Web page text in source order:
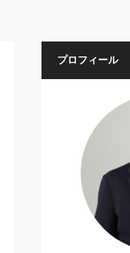
プロフィール